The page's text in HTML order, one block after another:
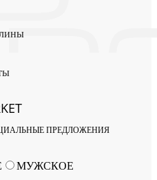
ПРЕДЛОЖЕНИЯ
МУЖСКОЕ